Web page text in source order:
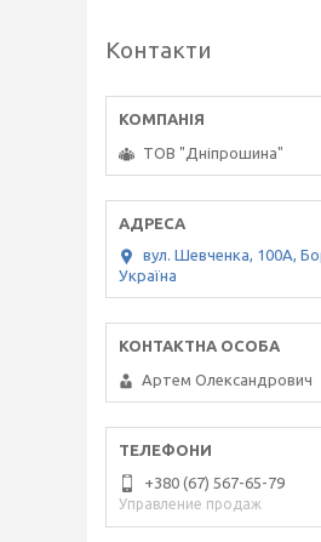
Контакти
ТОВ "Дніпрошина"
вул. Шевченка, 100А,
Україна
Артем Олександрович
+380 (67) 567-65-79
Управление продаж